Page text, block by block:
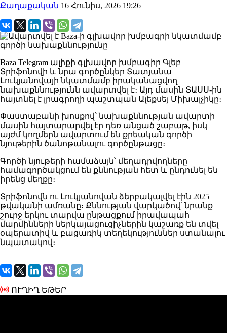
Քաղաքական 16 Հունիս, 2026 19:26
Baza Telegram ալիքի գլխավոր խմբագիր Գլեբ
Տրիֆոնովի և նրա գործընկեր Տատյանա
Լուկյանովայի նկատմամբ իրականացվող
նախաքննությունն ավարտվել է։ Այդ մասին ՏԱՍՍ-ին
հայտնել է լրագրողի պաշտպան Ալեքսեյ Միխալչիկը։
Փաստաբանի խոսքով՝ նախաքննության ավարտի
մասին հայտարարվել էր դեռ անցած շաբաթ, իսկ
այժմ կողմերն ավարտում են քրեական գործի
նյութերին ծանոթանալու գործընթացը։
Գործի նյութերի համաձայն՝ մեղադրվողները
համագործակցում են քննության հետ և ընդունել են
իրենց մեղքը։
Տրիֆոնովն ու Լուկյանովան ձերբակալվել էին 2025
թվականի ամռանը։ Քննության վարկածով՝ նրանք
շուրջ երկու տարվա ընթացքում իրավապահ
մարմինների ներկայացուցիչներին կաշառք են տվել
օպերատիվ և բացառիկ տեղեկություններ ստանալու
նպատակով։
ՈՒՂԻՂ ԵԹԵՐ